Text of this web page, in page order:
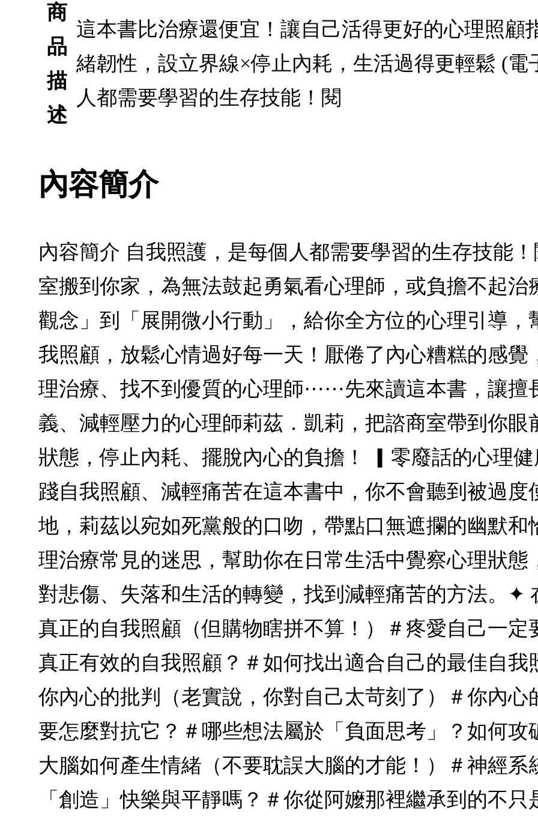
商
品
描
述
這本書比治療還便宜！讓自己活得更好的心理照顧
緒韌性，設立界線×停止內耗，生活過得更輕鬆 (
人都需要學習的生存技能！閱
內容簡介
內容簡介 自我照護，是每個人都需要學習的生存技能
室搬到你家，為無法鼓起勇氣看心理師，或負擔不起
觀念」到「展開微小行動」，給你全方位的心理引導，
我照顧，放鬆心情過好每一天！厭倦了內心糟糕的感覺
理治療、找不到優質的心理師⋯⋯先來讀這本書，讓擅
義、減輕壓力的心理師莉茲．凱莉，把諮商室帶到你眼
狀態，停止內耗、擺脫內心的負擔！ ▎零廢話的心理
踐自我照顧、減輕痛苦在這本書中，你不會聽到被過度
地，莉茲以宛如死黨般的口吻，帶點口無遮攔的幽默和
理治療常見的迷思，幫助你在日常生活中覺察心理狀態
對悲傷、失落和生活的轉變，找到減輕痛苦的方法。✦
真正的自我照顧（但購物瞎拼不算！）＃疼愛自己一定
真正有效的自我照顧？＃如何找出適合自己的最佳自
你內心的批判（老實說，你對自己太苛刻了）＃你內心
要怎麼對抗它？＃哪些想法屬於「負面思考」？如何
大腦如何產生情緒（不要耽誤大腦的才能！）＃神經
「創造」快樂與平靜嗎？＃你從阿嬤那裡繼承到的不